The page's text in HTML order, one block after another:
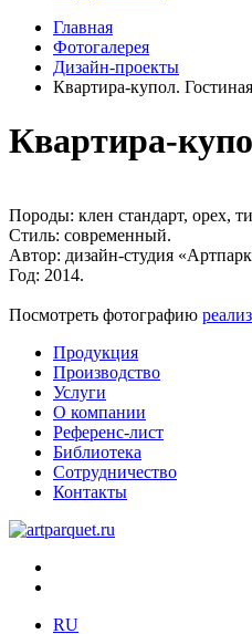
Главная
Фотогалерея
Дизайн-проекты
Квартира-купол. Гостиная
Квартира-
Породы: клен стандарт, орех,
Стиль: современный.
Автор: дизайн-студия
Год: 2014.
Посмотреть фотографию
Продукция
Производство
Услуги
О компании
Референс-лист
Библиотека
Сотрудничество
Контакты
RU